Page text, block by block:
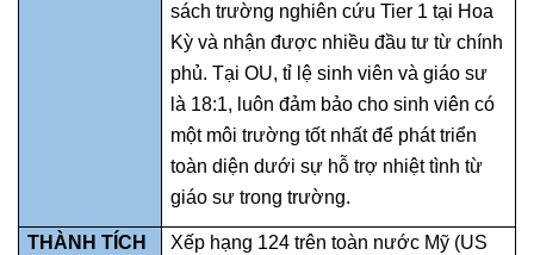
sách trường nghiên cứu Tier 1 tại Hoa
Kỳ và nhận được nhiều đầu tư từ chính
phủ. Tại OU, tỉ lệ sinh viên và giáo sư
là 18:1, luôn đảm bảo cho sinh viên có
một môi trường tốt nhất để phát triển
toàn diện dưới sự hỗ trợ nhiệt tình từ
giáo sư trong trường.
THÀNH TÍCH
Xếp hạng 124 trên toàn nước Mỹ (US